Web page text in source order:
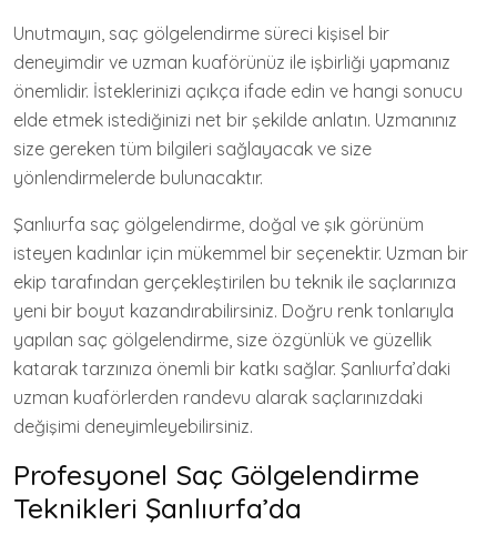
Unutmayın, saç gölgelendirme süreci kişisel bir
deneyimdir ve uzman kuaförünüz ile işbirliği yapmanız
önemlidir. İsteklerinizi açıkça ifade edin ve hangi sonucu
elde etmek istediğinizi net bir şekilde anlatın. Uzmanınız
size gereken tüm bilgileri sağlayacak ve size
yönlendirmelerde bulunacaktır.
Şanlıurfa saç gölgelendirme, doğal ve şık görünüm
isteyen kadınlar için mükemmel bir seçenektir. Uzman bir
ekip tarafından gerçekleştirilen bu teknik ile saçlarınıza
yeni bir boyut kazandırabilirsiniz. Doğru renk tonlarıyla
yapılan saç gölgelendirme, size özgünlük ve güzellik
katarak tarzınıza önemli bir katkı sağlar. Şanlıurfa’daki
uzman kuaförlerden randevu alarak saçlarınızdaki
değişimi deneyimleyebilirsiniz.
Profesyonel Saç Gölgelendirme
Teknikleri Şanlıurfa’da